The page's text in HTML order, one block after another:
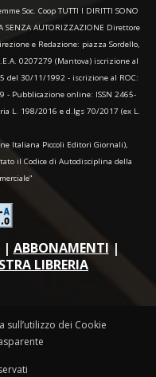
Soc. Coop TUTTI I DIRITTI SONO
SENZA AUTORIZZAZIONE Direttore
e Redazione: piazza Sordello,
0207279 (Mantova) iscrizione al
del 30/11/1992 - iscrizione al ROC:
- Pubblicazione online: ISSN 2465-
L. 198/2016 e d.lgs 70/2017 (ex L.
Italiana Piccoli Editori Giornali),
il Codice di Autodisciplina della
| ABBONAMENTI |
LIBRERIA
sull’utilizzo dei Cookie